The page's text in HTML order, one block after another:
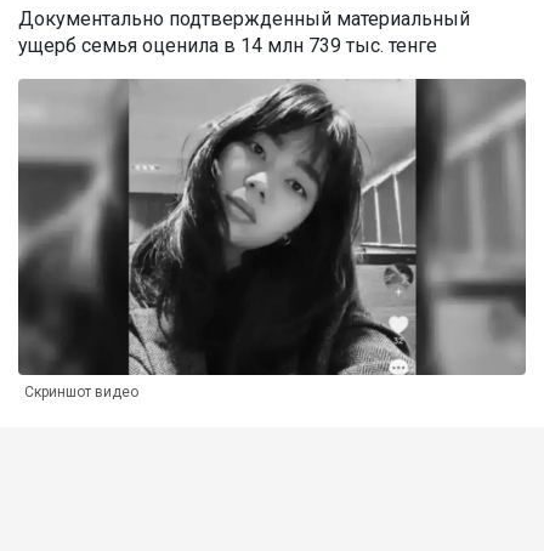
Документально подтвержденный материальный
ущерб семья оценила в 14 млн 739 тыс. тенге
Скриншот видео